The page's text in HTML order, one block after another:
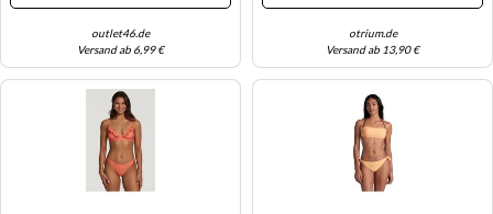
outlet46.de
Versand ab 6,99 €
otrium.de
Versand ab 13,90 €